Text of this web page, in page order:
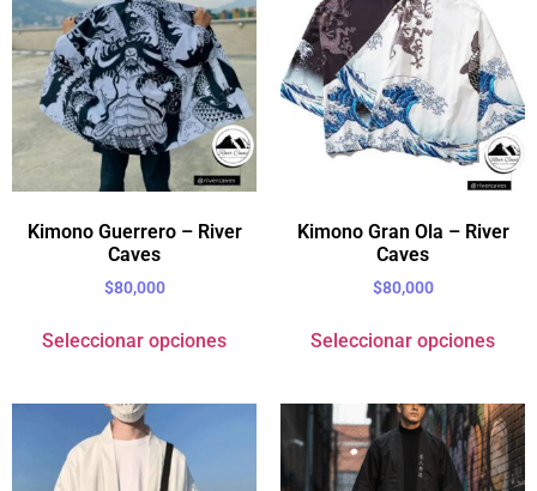
Kimono Guerrero – River
Caves
$80,000
Seleccionar opciones
Kimono Gran Ola – River
Caves
$80,000
Seleccionar opciones